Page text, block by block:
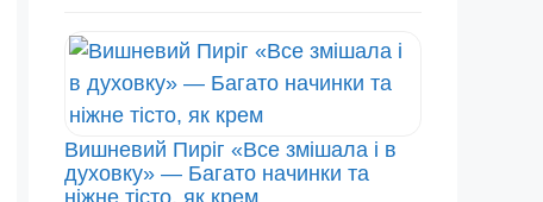
Вишневий Пиріг «Все змішала і в
духовку» — Багато начинки та
ніжне тісто, як крем